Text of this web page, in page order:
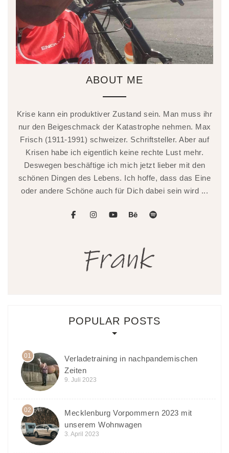
ABOUT ME
Krise kann ein produktiver Zustand sein. Man muss ihr
nur den Beigeschmack der Katastrophe nehmen. Max
Frisch (1911-1991) schweizer. Schriftsteller. Aber auf
Krisen habe ich eigentlich keine rechte Lust mehr.
Deswegen beschäftige ich mich jetzt lieber mit den
schönen Dingen des Lebens. Ich hoffe, dass das Eine
oder andere Schöne auch für Dich dabei sein wird ...
POPULAR POSTS
01
Verladetraining in nachpandemischen
Zeiten
9. Juli 2023
02
Mecklenburg Vorpommern 2023 mit
unserem Wohnwagen
3. April 2023